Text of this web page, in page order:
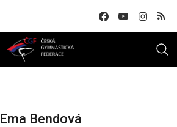
Ema Bendová